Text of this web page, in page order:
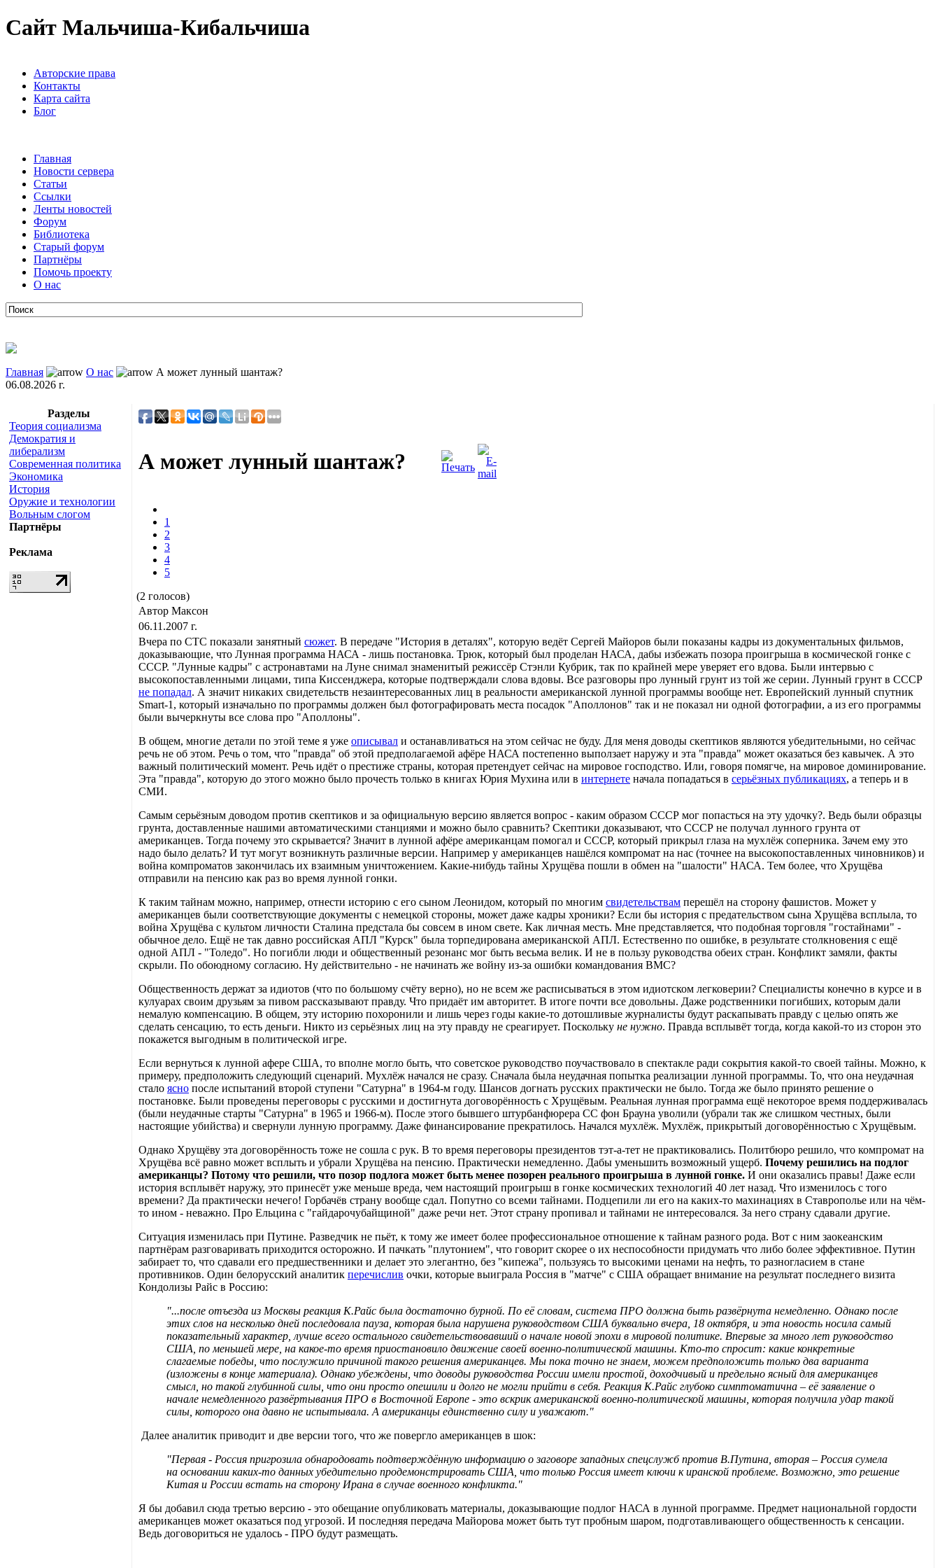
Сайт Мальчиша-Кибальчиша
Авторские права
Контакты
Карта сайта
Блог
Главная
Новости сервера
Статьи
Ссылки
Ленты новостей
Форум
Библиотека
Старый форум
Партнёры
Помочь проекту
О нас
Главная О нас
А может лунный шантаж?
06.08.2026 г.
Разделы
Теория социализма
Демократия и
либерализм
Современная политика
Экономика
История
Оружие и технологии
Вольным слогом
Партнёры
Реклама
А может лунный шантаж?
1
2
3
4
5
(2 голосов)
Автор Максон
06.11.2007 г.
Вчера по СТС показали занятный сюжет. В передаче "История в деталях", которую ведёт Сергей Майоров были показаны кадры из документальных фильмов,
доказывающие, что Лунная программа НАСА - лишь постановка. Трюк, который был проделан НАСА, дабы избежать позора проигрыша в космической гонке с
СССР. "Лунные кадры" с астронавтами на Луне снимал знаменитый режиссёр Стэнли Кубрик, так по крайней мере уверяет его вдова. Были интервью с
высокопоставленными лицами, типа Киссенджера, которые подтверждали слова вдовы. Все разговоры про лунный грунт из той же серии. Лунный грунт в СССР
не попадал. А значит никаких свидетельств незаинтересованных лиц в реальности американской лунной программы вообще нет. Европейский лунный спутник
Smart-1, который изначально по программы должен был фотографировать места посадок "Аполлонов" так и не показал ни одной фотографии, а из его программы
были вычеркнуты все слова про "Аполлоны".
В общем, многие детали по этой теме я уже описывал и останавливаться на этом сейчас не буду. Для меня доводы скептиков являются убедительными, но сейчас
речь не об этом. Речь о том, что "правда" об этой предполагаемой афёре НАСА постепенно выползает наружу и эта "правда" может оказаться без кавычек. А это
важный политический момент. Речь идёт о престиже страны, которая претендует сейчас на мировое господство. Или, говоря помягче, на мировое доминирование.
Эта "правда", которую до этого можно было прочесть только в книгах Юрия Мухина или в интернете начала попадаться в серьёзных публикациях, а теперь и в
СМИ.
Самым серьёзным доводом против скептиков и за официальную версию является вопрос - каким образом СССР мог попасться на эту удочку?. Ведь были образцы
грунта, доставленные нашими автоматическими станциями и можно было сравнить? Скептики доказывают, что СССР не получал лунного грунта от
американцев. Тогда почему это скрывается? Значит в лунной афёре американцам помогал и СССР, который прикрыл глаза на мухлёж соперника. Зачем ему это
надо было делать? И тут могут возникнуть различные версии. Например у американцев нашёлся компромат на нас (точнее на высокопоставленных чиновников) и
война компроматов закончилась их взаимным уничтожением. Какие-нибудь тайны Хрущёва пошли в обмен на "шалости" НАСА. Тем более, что Хрущёва
отправили на пенсию как раз во время лунной гонки.
К таким тайнам можно, например, отнести историю с его сыном Леонидом, который по многим свидетельствам перешёл на сторону фашистов. Может у
американцев были соответствующие документы с немецкой стороны, может даже кадры хроники? Если бы история с предательством сына Хрущёва всплыла, то
война Хрущёва с культом личности Сталина предстала бы совсем в ином свете. Как личная месть. Мне представляется, что подобная торговля "гостайнами" -
обычное дело. Ещё не так давно российская АПЛ "Курск" была торпедирована американской АПЛ. Естественно по ошибке, в результате столкновения с ещё
одной АПЛ - "Толедо". Но погибли люди и общественный резонанс мог быть весьма велик. И не в пользу руководства обеих стран. Конфликт замяли, факты
скрыли. По обоюдному согласию. Ну действительно - не начинать же войну из-за ошибки командования ВМС?
Общественность держат за идиотов (что по большому счёту верно), но не всем же расписываться в этом идиотском легковерии? Специалисты конечно в курсе и в
кулуарах своим друзьям за пивом рассказывают правду. Что придаёт им авторитет. В итоге почти все довольны. Даже родственники погибших, которым дали
немалую компенсацию. В общем, эту историю похоронили и лишь через годы какие-то дотошливые журналисты будут раскапывать правду с целью опять же
сделать сенсацию, то есть деньги. Никто из серьёзных лиц на эту правду не среагирует. Поскольку не нужно. Правда всплывёт тогда, когда какой-то из сторон это
покажется выгодным в политической игре.
Если вернуться к лунной афере США, то вполне могло быть, что советское руководство поучаствовало в спектакле ради сокрытия какой-то своей тайны. Можно, к
примеру, предположить следующий сценарий. Мухлёж начался не сразу. Сначала была неудачная попытка реализации лунной программы. То, что она неудачная
стало ясно после испытаний второй ступени "Сатурна" в 1964-м году. Шансов догнать русских практически не было. Тогда же было принято решение о
постановке. Были проведены переговоры с русскими и достигнута договорённость с Хрущёвым. Реальная лунная программа ещё некоторое время поддерживалась
(были неудачные старты "Сатурна" в 1965 и 1966-м). После этого бывшего штурбанфюрера СС фон Брауна уволили (убрали так же слишком честных, были
настоящие убийства) и свернули лунную программу. Даже финансирование прекратилось. Начался мухлёж. Мухлёж, прикрытый договорённостью с Хрущёвым.
Однако Хрущёву эта договорённость тоже не сошла с рук. В то время переговоры президентов тэт-а-тет не практиковались. Политбюро решило, что компромат на
Хрущёва всё равно может всплыть и убрали Хрущёва на пенсию. Практически немедленно. Дабы уменьшить возможный ущерб. Почему решились на подлог
американцы? Потому что решили, что позор подлога может быть менее позорен реального проигрыша в лунной гонке. И они оказались правы! Даже если
история всплывёт наружу, это принесёт уже меньше вреда, чем настоящий проигрыш в гонке космических технологий 40 лет назад. Что изменилось с того
времени? Да практически нечего! Горбачёв страну вообще сдал. Попутно со всеми тайнами. Подцепили ли его на каких-то махинациях в Ставрополье или на чём-
то ином - неважно. Про Ельцина с "гайдарочубайщиной" даже речи нет. Этот страну пропивал и тайнами не интересовался. За него страну сдавали другие.
Ситуация изменилась при Путине. Разведчик не пьёт, к тому же имеет более профессиональное отношение к тайнам разного рода. Вот с ним заокеанским
партнёрам разговаривать приходится осторожно. И пачкать "плутонием", что говорит скорее о их неспособности придумать что либо более эффективное. Путин
забирает то, что сдавали его предшественники и делает это элегантно, без "кипежа", пользуясь то высокими ценами на нефть, то разногласием в стане
противников. Один белорусский аналитик перечислив очки, которые выиграла Россия в "матче" с США обращает внимание на результат последнего визита
Кондолизы Райс в Россию:
"...после отъезда из Москвы реакция К.Райс была достаточно бурной. По её словам, система ПРО должна быть развёрнута немедленно. Однако после
этих слов на несколько дней последовала пауза, которая была нарушена руководством США буквально вчера, 18 октября, и эта новость носила самый
показательный характер, лучше всего остального свидетельствовавший о начале новой эпохи в мировой политике. Впервые за много лет руководство
США, по меньшей мере, на какое-то время приостановило движение своей военно-политической машины. Кто-то спросит: какие конкретные
слагаемые победы, что послужило причиной такого решения американцев. Мы пока точно не знаем, можем предположить только два варианта
(изложены в конце материала). Однако убеждены, что доводы руководства России имели простой, доходчивый и предельно ясный для американцев
смысл, но такой глубинной силы, что они просто опешили и долго не могли прийти в себя. Реакция К.Райс глубоко симптоматична – её заявление о
начале немедленного развёртывания ПРО в Восточной Европе - это вскрик американской военно-политической машины, которая получила удар такой
силы, которого она давно не испытывала. А американцы единственно силу и уважают."
Далее аналитик приводит и две версии того, что же повергло американцев в шок:
"Первая - Россия пригрозила обнародовать подтверждённую информацию о заговоре западных спецслужб против В.Путина, вторая – Россия сумела
на основании каких-то данных убедительно продемонстрировать США, что только Россия имеет ключи к иранской проблеме. Возможно, это решение
Китая и России встать на сторону Ирана в случае военного конфликта."
Я бы добавил сюда третью версию - это обещание опубликовать материалы, доказывающие подлог НАСА в лунной программе. Предмет национальной гордости
американцев может оказаться под угрозой. И последняя передача Майорова может быть тут пробным шаром, подготавливающего общественность к сенсации.
Ведь договориться не удалось - ПРО будут размещать.